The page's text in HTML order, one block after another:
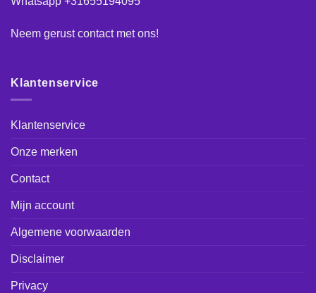
Neem gerustcontactmet ons!
Klantenservice
Klantenservice
Onze merken
Contact
Mijn account
Algemene voorwaarden
Disclaimer
Privacy